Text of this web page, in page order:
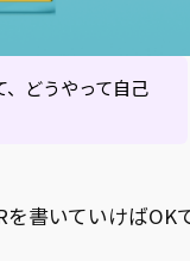
、どうやって自己
書いていけばOK